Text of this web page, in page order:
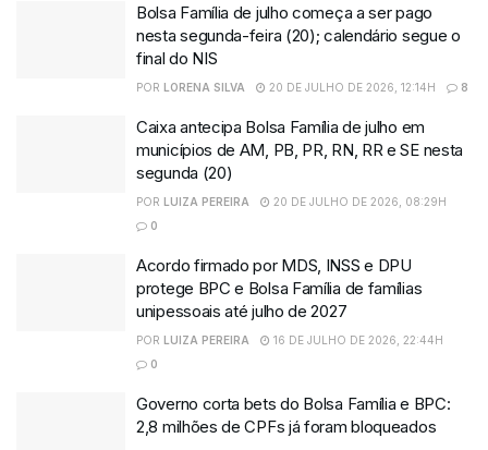
Bolsa Família de julho começa a ser pago
nesta segunda-feira (20); calendário segue o
final do NIS
POR LORENA SILVA 20 DE JULHO DE 2026, 12:14H 8
Caixa antecipa Bolsa Família de julho em
municípios de AM, PB, PR, RN, RR e SE nesta
segunda (20)
POR LUIZA PEREIRA
20 DE JULHO DE 2026, 08:29H
0
Acordo firmado por MDS, INSS e DPU
protege BPC e Bolsa Família de famílias
unipessoais até julho de 2027
POR LUIZA PEREIRA
16 DE JULHO DE 2026, 22:44H
0
Governo corta bets do Bolsa Família e BPC:
2,8 milhões de CPFs já foram bloqueados